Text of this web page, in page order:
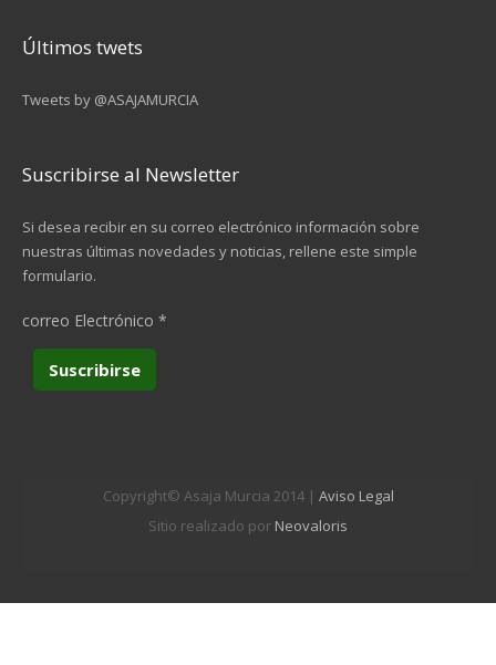
Últimos twets
Tweets by @ASAJAMURCIA
Suscribirse al Newsletter
Si desea recibir en su correo electrónico información sobre
nuestras últimas novedades y noticias, rellene este simple
formulario.
correo Electrónico *
Copyright© Asaja Murcia 2014 | Aviso Legal
Sitio realizado por Neovaloris